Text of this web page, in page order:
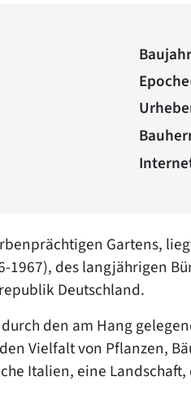
Gartens,
1967), des langjährigen
Deutschland.
den am Hang
Vielfalt von Pflanzen,
Italien, eine Landschaft,